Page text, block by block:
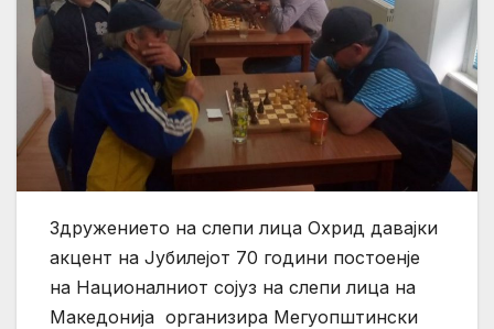
Здружението на слепи лица Охрид давајки
акцент на Јубилејот 70 години постоенје
на Националниот сојуз на слепи лица на
Македонија организира Мегуопштински